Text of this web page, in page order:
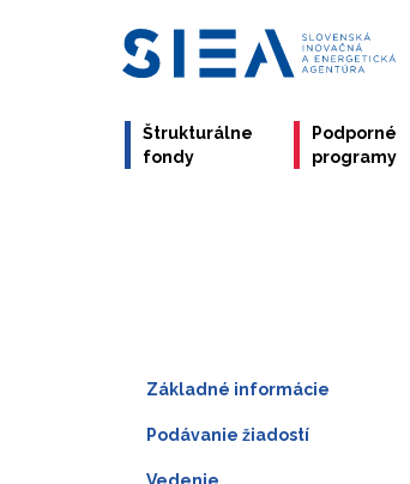
Štrukturálne
fondy
Podporné
programy
Základné informácie
Podávanie žiadostí
Vedenie